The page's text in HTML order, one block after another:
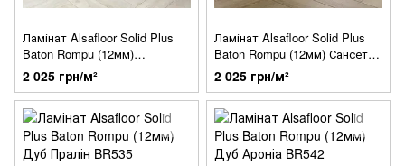
Ламінат Alsafloor Solid Plus
Baton Rompu (12мм)
Джефферсон BR435
2 025 грн/м²
Ламінат Alsafloor Solid Plus
Baton Rompu (12мм) Сансет
BR471
2 025 грн/м²